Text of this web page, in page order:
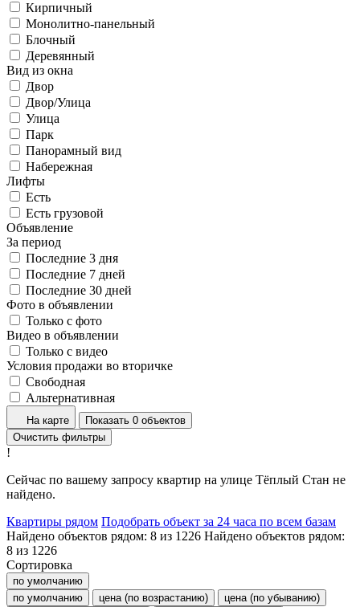
Кирпичный
Монолитно-панельный
Блочный
Деревянный
Вид из окна
Двор
Двор/Улица
Улица
Парк
Панорамный вид
Набережная
Лифты
Есть
Есть грузовой
Объявление
За период
Последние 3 дня
Последние 7 дней
Последние 30 дней
Фото в объявлении
Только с фото
Видео в объявлении
Только с видео
Условия продажи во вторичке
Свободная
Альтернативная
На карте
Показать 0 объектов
Очистить фильтры
!
Сейчас по вашему запросу квартир на улице Тёплый Стан не
найдено.
Квартиры рядом Подобрать объект за 24 часа по всем базам
Найдено объектов рядом: 8 из 1226 Найдено объектов рядом:
8 из 1226
Сортировка
по умолчанию
по умолчанию
цена (по возрастанию)
цена (по убыванию)